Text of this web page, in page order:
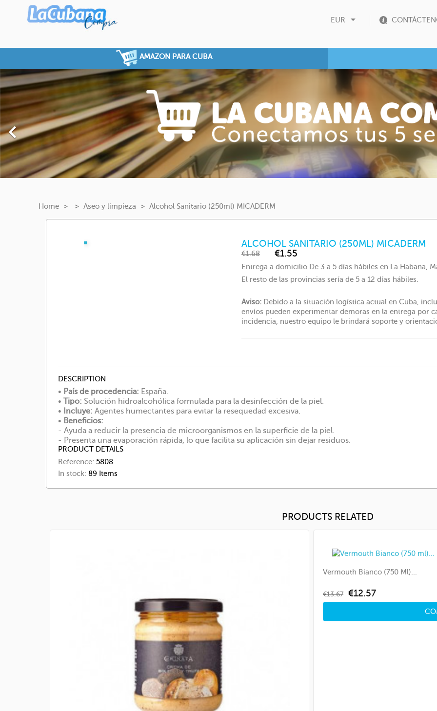
EUR 
AMAZON PARA CUBA

Previous
Home Aseo y limpieza Alcohol Sanitario (250ml) MICADERM
ALCOHOL SANITARIO (250ML) MICADERM
€1.68 €1.55
Entrega a domicilio De 3 a 5 días hábiles en La Habana,
El resto de las provincias sería de 5 a 12 días hábiles.
Aviso:Debido a la situación logística actual en Cuba,
envíos pueden experimentar demoras en la entrega por
incidencia, nuestro equipo le brindará soporte y
DESCRIPTION
• País de procedencia: España.
• Tipo: Solución hidroalcohólica formulada para la desinfección de la piel.
•
Incluye: Agentes humectantes para evitar la resequedad excesiva.
• Beneficios:
- Ayuda a reducir la presencia de microorganismos en la superficie de la piel.
- Presenta una evaporación rápida, lo que facilita su aplicación sin dejar residuos.
PRODUCT DETAILS
Reference: 5808
In stock: 89 Items
PRODUCTS RELATED
Vermouth Bianco (750 Ml)...
Regular
price
€13.67 Price
€12.57